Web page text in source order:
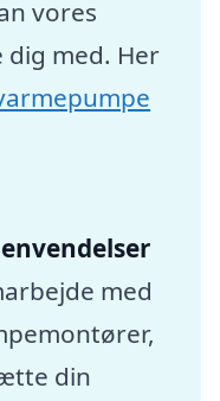
vores
med. Her
med
din